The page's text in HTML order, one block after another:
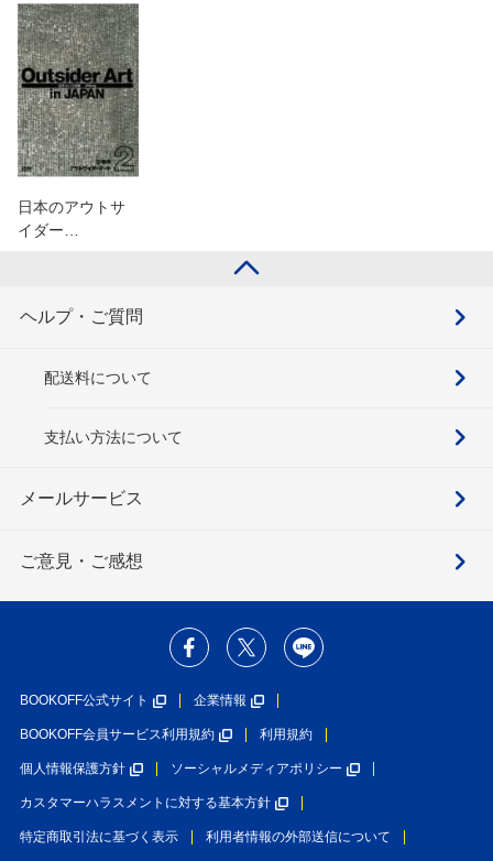
日本のアウトサ
イダー…
ヘルプ・ご質問
配送料について
支払い方法について
メールサービス
ご意見・ご感想
BOOKOFF公式サイト 企業情報
BOOKOFF会員サービス利用規約 利用規約
個人情報保護方針 ソーシャルメディアポリシー
カスタマーハラスメントに対する基本方針
特定商取引法に基づく表示 利用者情報の外部送信について